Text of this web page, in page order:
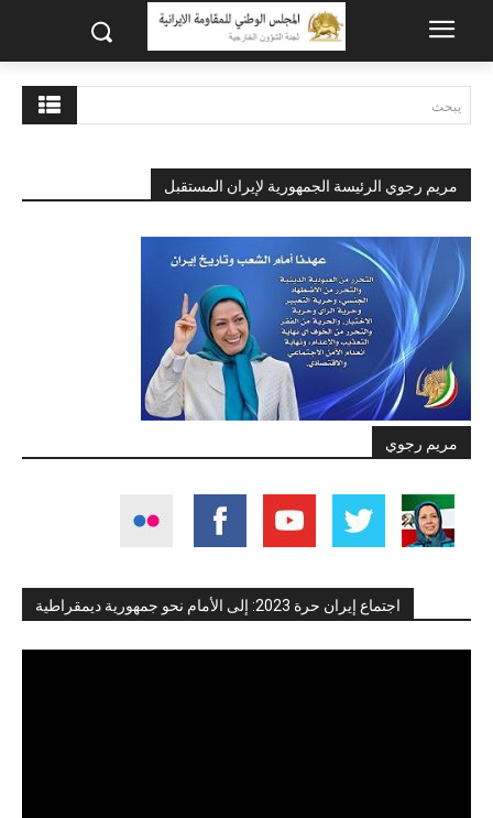
يبحث
مريم رجوي الرئيسة الجمهورية لإيران المستقبل
مريم رجوي
اجتماع إيران حرة 2023: إلى الأمام نحو جمهورية ديمقراطية